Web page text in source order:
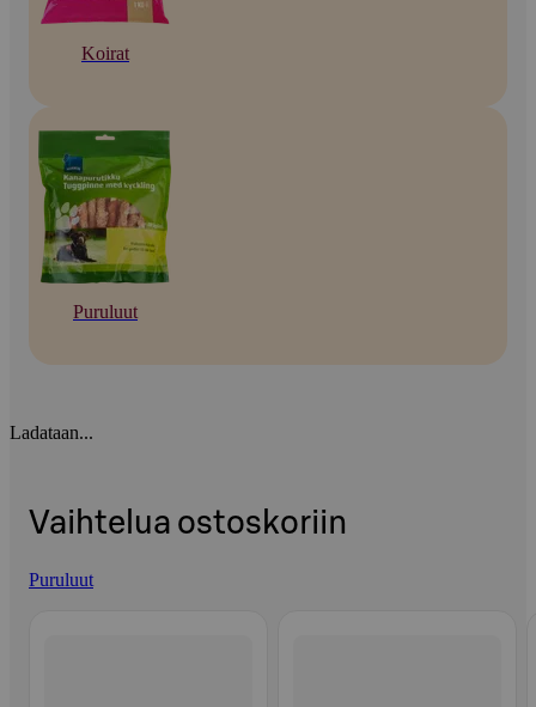
Koirat
Puruluut
Ladataan...
Vaihtelua ostoskoriin
Puruluut